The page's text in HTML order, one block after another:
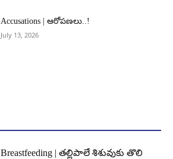
Accusations | ఆరోపణలు..!
July 13, 2026
Breastfeeding | తల్లిపాలే శిశువుకు తొలి